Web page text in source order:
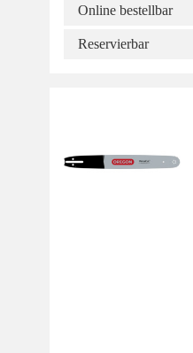
Online bestellbar
Reservierbar